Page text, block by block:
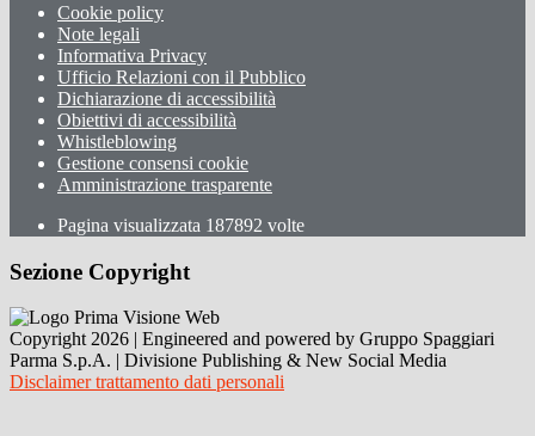
Cookie policy
Note legali
Informativa Privacy
Ufficio Relazioni con il Pubblico
Dichiarazione di accessibilità
Obiettivi di accessibilità
Whistleblowing
Gestione consensi cookie
Amministrazione trasparente
Pagina visualizzata 187892 volte
Sezione Copyright
Copyright 2026 | Engineered and powered by Gruppo Spaggiari
Parma S.p.A. | Divisione Publishing & New Social Media
Disclaimer trattamento dati personali